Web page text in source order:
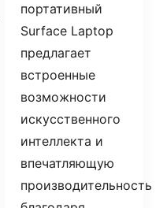
портативный
Surface Laptop
предлагает
встроенные
возможности
искусственного
интеллекта и
впечатляющую
производительность